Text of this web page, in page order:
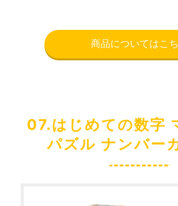
商品についてはこ
07.はじめての数字
パズル ナンバー